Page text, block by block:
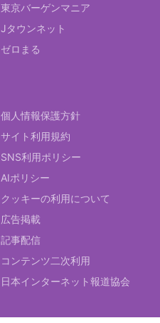
東京バーゲンマニア
Jタウンネット
ゼロまる
個人情報保護方針
サイト利用規約
SNS利用ポリシー
AIポリシー
クッキーの利用について
広告掲載
記事配信
コンテンツ二次利用
日本インターネット報道協会